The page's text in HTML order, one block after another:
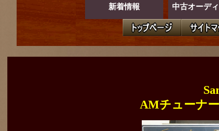
新着情報 中古オーデ
AMチューナ